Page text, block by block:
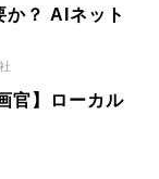
か？ AIネット
官】ローカル